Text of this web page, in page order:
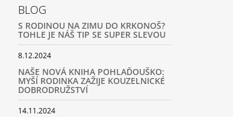
BLOG
S RODINOU NA ZIMU DO KRKONOŠ?
TOHLE JE NÁŠ TIP SE SUPER SLEVOU
8.12.2024
NAŠE NOVÁ KNIHA POHLAĎOUŠKO:
MYŠÍ RODINKA ZAŽIJE KOUZELNICKÉ
DOBRODRUŽSTVÍ
14.11.2024